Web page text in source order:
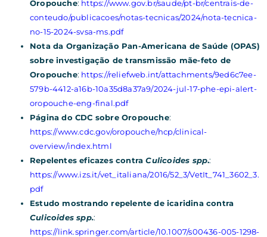
Oropouche: https://www.gov.br/saude/pt-br/centrais-de-
conteudo/publicacoes/notas-tecnicas/2024/nota-tecnica-
no-15-2024-svsa-ms.pdf
Nota da Organização Pan-Americana de Saúde (OPAS)
sobre investigação de transmissão mãe-feto de
Oropouche: https://reliefweb.int/attachments/9ed6c7ee-
579b-4412-a16b-10a35d8a37a9/2024-jul-17-phe-epi-alert-
oropouche-eng-final.pdf
Página do CDC sobre Oropouche:
https://www.cdc.gov/oropouche/hcp/clinical-
overview/index.html
Repelentes eficazes contraCulicoides spp.:
https://www.izs.it/vet_italiana/2016/52_3/VetIt_741_3602_3.
pdf
Estudo mostrando repelente de icaridina contra
Culicoides spp.:
https://link.springer.com/article/10.1007/s00436-005-1298-